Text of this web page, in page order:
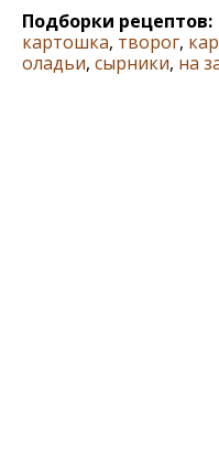
Подборки рецептов:
картошка, творог,
оладьи, сырники, на